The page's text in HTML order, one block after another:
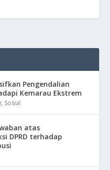
Pengendalian
Kemarau Ekstrem
, Sosial
atas
DPRD terhadap